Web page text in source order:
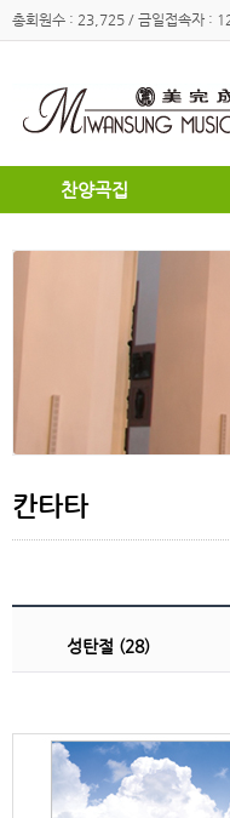
총회원수 : 23,725 / 금일접속자 :
찬양곡집
소편성관현악성가곡집
명성가 / 애창성가
복음성가합창편곡집
우리가락 찬양곡집
여성성가
칸타타
성탄절 (28)